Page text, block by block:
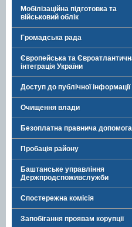
Мобілізаційна підготовка та
військовий облік
Громадська рада
Європейська та
інтеграція України
Доступ до публічної інформації
Очищення влади
Безоплатна правнича допомога
Пробація району
Баштанське управління
Держпродспоживслужби
Спостережна комісія
Запобігання проявам корупції